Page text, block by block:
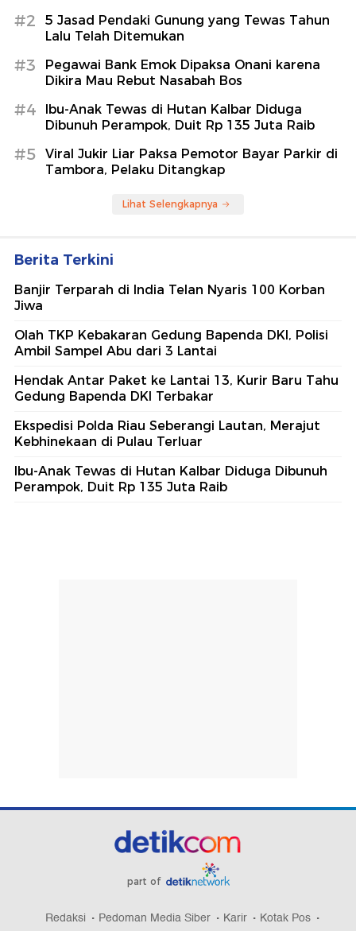
#2
5 Jasad Pendaki Gunung yang Tewas Tahun
Lalu Telah Ditemukan
#3
Pegawai Bank Emok Dipaksa Onani karena
Dikira Mau Rebut Nasabah Bos
#4
Ibu-Anak Tewas di Hutan Kalbar Diduga
Dibunuh Perampok, Duit Rp 135 Juta Raib
#5
Viral Jukir Liar Paksa Pemotor Bayar Parkir di
Tambora, Pelaku Ditangkap
Lihat Selengkapnya
Berita Terkini
Banjir Terparah di India Telan Nyaris 100 Korban
Jiwa
Olah TKP Kebakaran Gedung Bapenda DKI, Polisi
Ambil Sampel Abu dari 3 Lantai
Hendak Antar Paket ke Lantai 13, Kurir Baru Tahu
Gedung Bapenda DKI Terbakar
Ekspedisi Polda Riau Seberangi Lautan, Merajut
Kebhinekaan di Pulau Terluar
Ibu-Anak Tewas di Hutan Kalbar Diduga Dibunuh
Perampok, Duit Rp 135 Juta Raib
part of
Redaksi Pedoman Media Siber Karir
Kotak Pos